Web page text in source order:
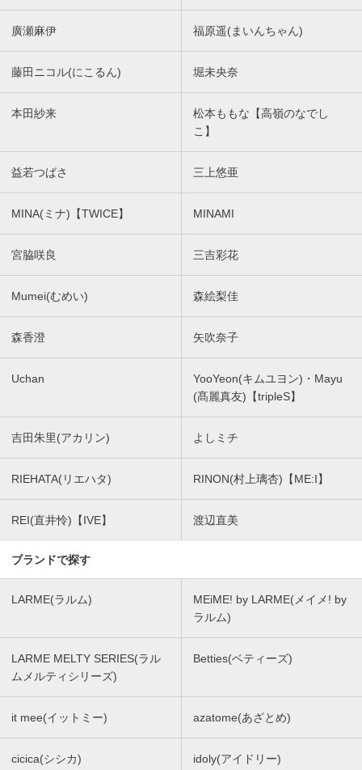
廣瀬麻伊 福原遥(まいんちゃん)
藤田ニコル(にこるん) 堀未央奈
本田紗来
松本ももな【高嶺のなでし
こ】
益若つばさ 三上悠亜
MINA(ミナ)【TWICE】 MINAMI
宮脇咲良 三吉彩花
Mumei(むめい) 森絵梨佳
森香澄 矢吹奈子
Uchan
YooYeon(キムユヨン)・Mayu
(髙麗真友)【tripleS】
吉田朱里(アカリン) よしミチ
RIEHATA(リエハタ) RINON(村上璃杏)【ME:I】
REI(直井怜)【IVE】 渡辺直美
ブランドで探す
LARME(ラルム)
MEiME! by LARME(メイメ! by
ラルム)
LARME MELTY SERIES(ラル
ムメルティシリーズ)
Betties(ベティーズ)
it mee(イットミー) azatome(あざとめ)
cicica(シシカ) idoly(アイドリー)